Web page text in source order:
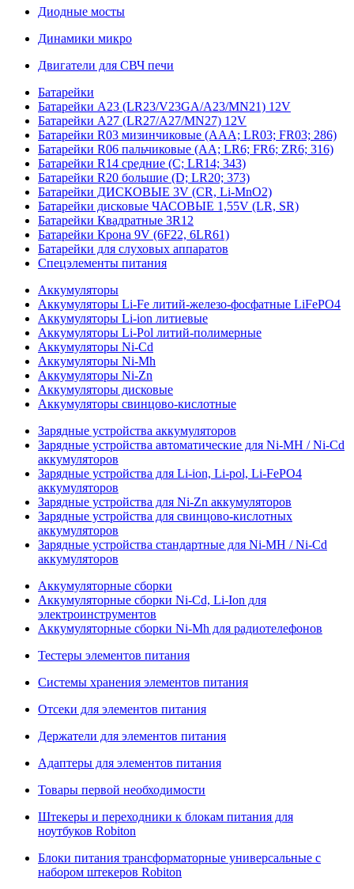
Диодные мосты
Динамики микро
Двигатели для СВЧ печи
Батарейки
Батарейки A23 (LR23/V23GA/A23/MN21) 12V
Батарейки A27 (LR27/A27/MN27) 12V
Батарейки R03 мизинчиковые (AAA; LR03; FR03; 286)
Батарейки R06 пальчиковые (AA; LR6; FR6; ZR6; 316)
Батарейки R14 средние (C; LR14; 343)
Батарейки R20 большие (D; LR20; 373)
Батарейки ДИСКОВЫЕ 3V (CR, Li-MnO2)
Батарейки дисковые ЧАСОВЫЕ 1,55V (LR, SR)
Батарейки Квадратные 3R12
Батарейки Крона 9V (6F22, 6LR61)
Батарейки для слуховых аппаратов
Спецэлементы питания
Аккумуляторы
Аккумуляторы Li-Fe литий-железо-фосфатные LiFePO4
Аккумуляторы Li-ion литиевые
Аккумуляторы Li-Pol литий-полимерные
Аккумуляторы Ni-Cd
Аккумуляторы Ni-Mh
Аккумуляторы Ni-Zn
Аккумуляторы дисковые
Аккумуляторы свинцово-кислотные
Зарядные устройства аккумуляторов
Зарядные устройства автоматические для Ni-MH / Ni-Cd
аккумуляторов
Зарядные устройства для Li-ion, Li-pol, Li-FePO4
аккумуляторов
Зарядные устройства для Ni-Zn аккумуляторов
Зарядные устройства для свинцово-кислотных
аккумуляторов
Зарядные устройства стандартные для Ni-MH / Ni-Cd
аккумуляторов
Аккумуляторные сборки
Аккумуляторные сборки Ni-Cd, Li-Ion для
электроинструментов
Аккумуляторные сборки Ni-Mh для радиотелефонов
Тестеры элементов питания
Системы хранения элементов питания
Отсеки для элементов питания
Держатели для элементов питания
Адаптеры для элементов питания
Товары первой необходимости
Штекеры и переходники к блокам питания для
ноутбуков Robiton
Блоки питания трансформаторные универсальные с
набором штекеров Robiton